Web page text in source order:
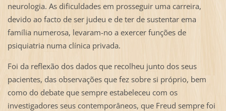
neurologia. As dificuldades em prosseguir uma carreira,
devido ao facto de ser judeu e de ter de sustentar ema
família numerosa, levaram-no a exercer funções de
psiquiatria numa clínica privada.
Foi da reflexão dos dados que recolheu junto dos seus
pacientes, das observações que fez sobre si próprio, bem
como do debate que sempre estabeleceu com os
investigadores seus contemporâneos, que Freud sempre foi